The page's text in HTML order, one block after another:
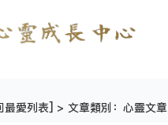
最愛列表] > 文章類別：心靈文章